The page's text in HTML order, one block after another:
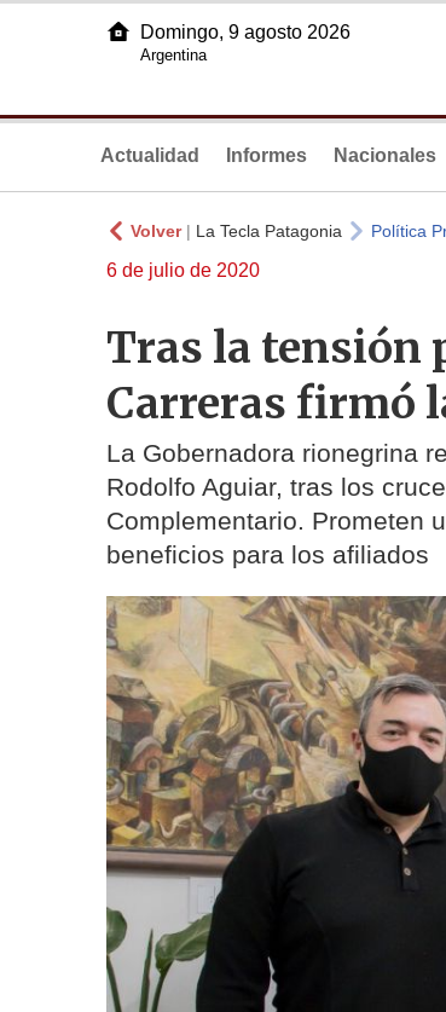
Domingo, 9 agosto 2026
Argentina
Actualidad Informes Nacionales
Volver| La Tecla Patagonia Política
6 de julio de 2020
Tras la tensión
Carreras firmó
La Gobernadora rionegrina
Rodolfo Aguiar, tras los
Complementario. Prometen
beneficios para los afiliados